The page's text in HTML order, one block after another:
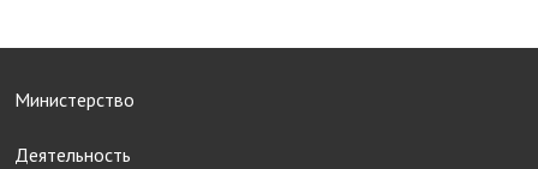
Министерство
Деятельность